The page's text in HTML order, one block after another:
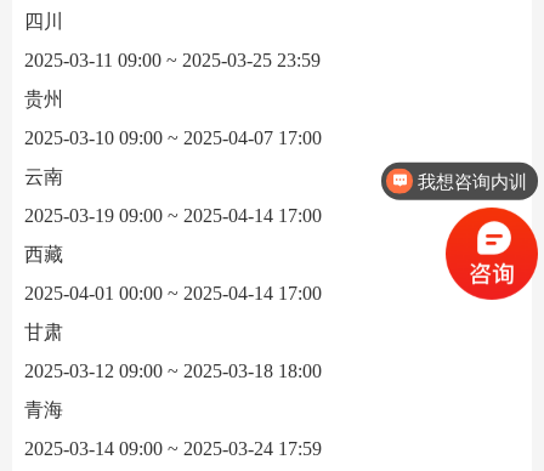
四川
2025-03-11 09:00 ~ 2025-03-25 23:59
贵州
2025-03-10 09:00 ~ 2025-04-07 17:00
云南
2025-03-19 09:00 ~ 2025-04-14 17:00
西藏
2025-04-01 00:00 ~ 2025-04-14 17:00
甘肃
2025-03-12 09:00 ~ 2025-03-18 18:00
青海
2025-03-14 09:00 ~ 2025-03-24 17:59
我想咨询内训